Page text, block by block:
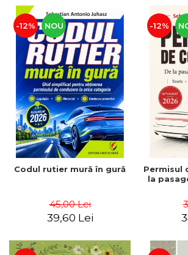
-12% NOU
Codul rutier mură în gură
45,00 Lei
39,60 Lei
-12%
Permisul
la